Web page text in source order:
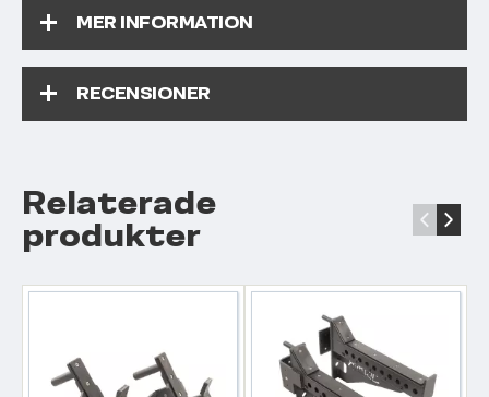
MER INFORMATION
RECENSIONER
Relaterade
produkter ‹ ›